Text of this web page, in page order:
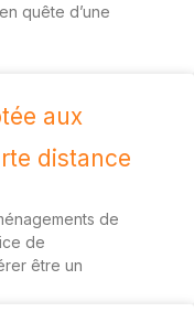
quête d’une
aux
distance
de
de
être un